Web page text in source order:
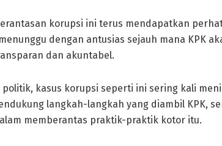
korupsi ini terus mendapatkan
dengan antusias sejauh mana KPK
dan akuntabel.
politik, kasus korupsi seperti ini sering kali
langkah-langkah yang diambil KPK,
memberantas praktik-praktik kotor itu.